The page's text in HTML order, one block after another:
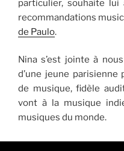
particulier, souhaite
recommandations
de Paulo.
Nina s’est jointe à
d’une jeune parisienne
de musique, fidèle
vont à la musique
musiques du monde.